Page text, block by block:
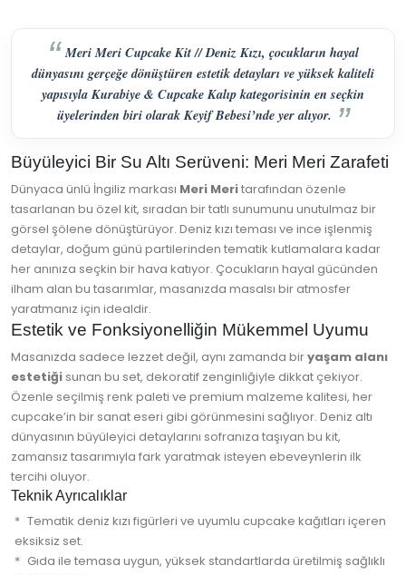
Meri Meri Cupcake Kit // Deniz Kızı, çocukların hayal
dünyasını gerçeğe dönüştüren estetik detayları ve yüksek kaliteli
yapısıyla Kurabiye & Cupcake Kalıp kategorisinin en seçkin
üyelerinden biri olarak Keyif Bebesi’nde yer alıyor.
Büyüleyici Bir Su Altı Serüveni: Meri Meri Zarafeti
Dünyaca ünlü İngiliz markası Meri Meritarafından özenle
tasarlanan bu özel kit, sıradan bir tatlı sunumunu unutulmaz bir
görsel şölene dönüştürüyor. Deniz kızı teması ve ince işlenmiş
detaylar, doğum günü partilerinden tematik kutlamalara kadar
her anınıza seçkin bir hava katıyor. Çocukların hayal gücünden
ilham alan bu tasarımlar, masanızda masalsı bir atmosfer
yaratmanız için idealdir.
Estetik ve Fonksiyonelliğin Mükemmel Uyumu
Masanızda sadece lezzet değil, aynı zamanda biryaşam alanı
estetiği sunan bu set, dekoratif zenginliğiyle dikkat çekiyor.
Özenle seçilmiş renk paleti ve premium malzeme kalitesi, her
cupcake’in bir sanat eseri gibi görünmesini sağlıyor. Deniz altı
dünyasının büyüleyici detaylarını sofranıza taşıyan bu kit,
zamansız tasarımıyla fark yaratmak isteyen ebeveynlerin ilk
tercihi oluyor.
Teknik Ayrıcalıklar
Tematik deniz kızı figürleri ve uyumlu cupcake kağıtları içeren
eksiksiz set.
Gıda ile temasa uygun, yüksek standartlarda üretilmiş sağlıklı